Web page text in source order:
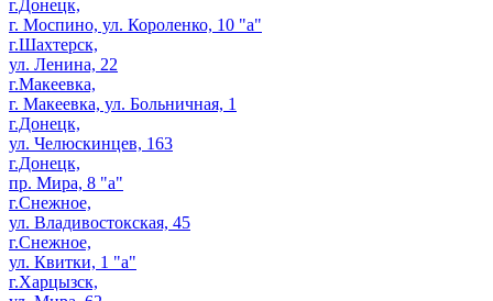
г.Донецк,
г. Моспино, ул. Короленко, 10 "а"
г.Шахтерск,
ул. Ленина, 22
г.Макеевка,
г. Макеевка, ул. Больничная, 1
г.Донецк,
ул. Челюскинцев, 163
г.Донецк,
пр. Мира, 8 "а"
г.Снежное,
ул. Владивостокская, 45
г.Снежное,
ул. Квитки, 1 "а"
г.Харцызск,